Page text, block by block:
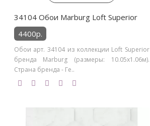
34104 Обои Marburg Loft Superior
4400р.
Обои арт. 34104 из коллекции Loft Superior
бренда Marburg (размеры: 10.05х1.06м).
Страна бренда - Ге..